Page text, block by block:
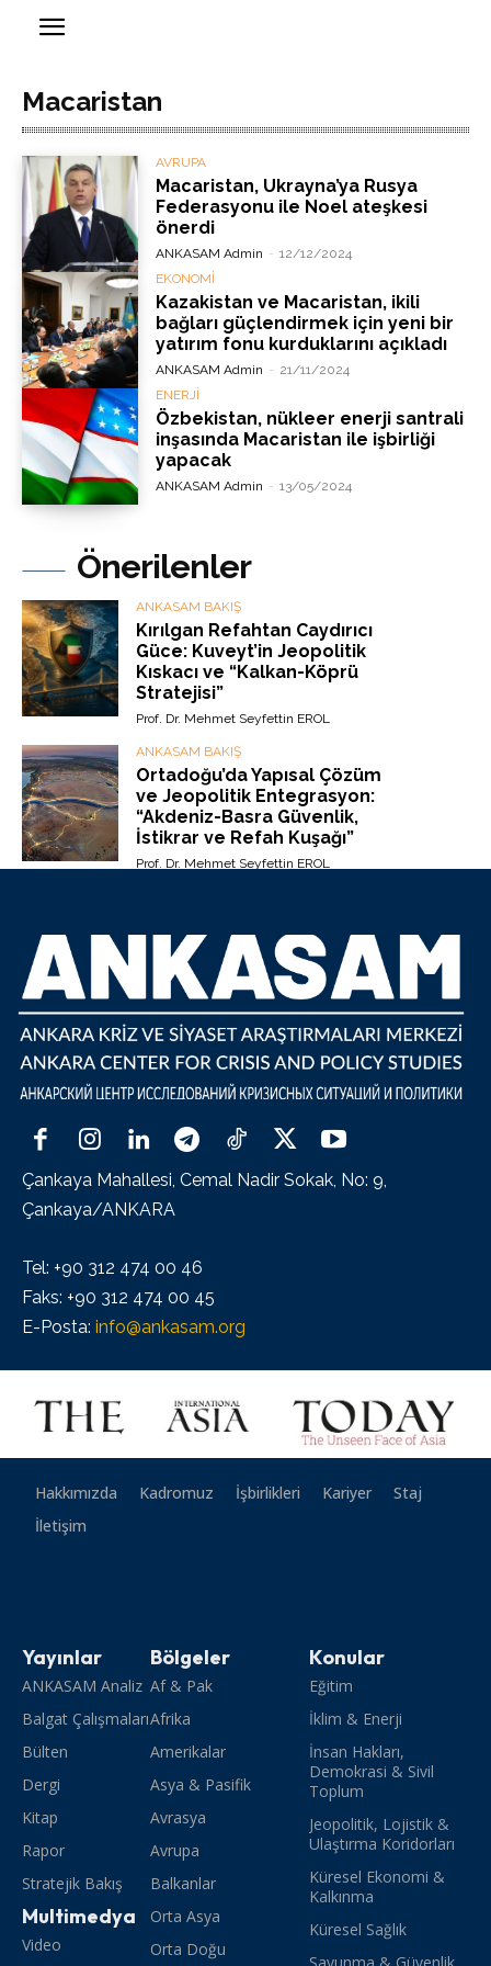
Macaristan
AVRUPA
Macaristan, Ukrayna’ya Rusya
Federasyonu ile Noel ateşkesi
önerdi
ANKASAM Admin - 12/12/2024
EKONOMİ
Kazakistan ve Macaristan, ikili
bağları güçlendirmek için yeni bir
yatırım fonu kurduklarını açıkladı
ANKASAM Admin - 21/11/2024
ENERJİ
Özbekistan, nükleer enerji santrali
inşasında Macaristan ile işbirliği
yapacak
ANKASAM Admin - 13/05/2024
Önerilenler
ANKASAM BAKIŞ
Kırılgan Refahtan Caydırıcı
Güce: Kuveyt’in Jeopolitik
Kıskacı ve “Kalkan-Köprü
Stratejisi”
Prof. Dr. Mehmet Seyfettin EROL
ANKASAM BAKIŞ
Ortadoğu’da Yapısal Çözüm
ve Jeopolitik Entegrasyon:
“Akdeniz-Basra Güvenlik,
İstikrar ve Refah Kuşağı”
Prof. Dr. Mehmet Seyfettin EROL
Çankaya Mahallesi, Cemal Nadir Sokak, No: 9,
Çankaya/ANKARA
Tel: +90 312 474 00 46
Faks: +90 312 474 00 45
E-Posta: info@ankasam.org
Hakkımızda Kadromuz İşbirlikleri Kariyer
Staj
İletişim
Yayınlar
ANKASAM Analiz
Balgat Çalışmaları
Bülten
Dergi
Kitap
Rapor
Stratejik Bakış
Multimedya
Video
Bölgeler
Af & Pak
Afrika
Amerikalar
Asya & Pasifik
Avrasya
Avrupa
Balkanlar
Orta Asya
Orta Doğu
Konular
Eğitim
İklim & Enerji
İnsan Hakları,
Demokrasi & Sivil
Toplum
Jeopolitik, Lojistik &
Ulaştırma Koridorları
Küresel Ekonomi &
Kalkınma
Küresel Sağlık